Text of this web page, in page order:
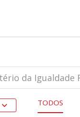
TODOS